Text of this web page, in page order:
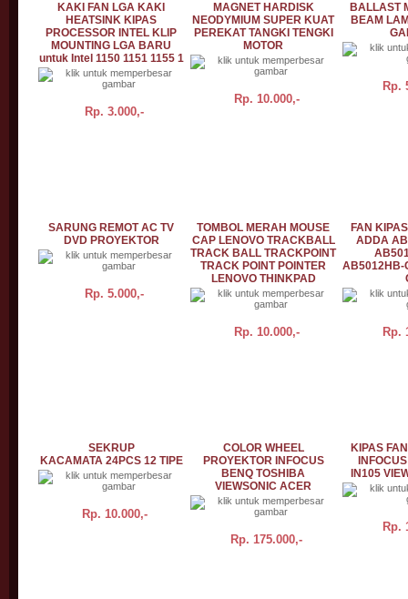
KAKI FAN LGA KAKI
HEATSINK KIPAS
PROCESSOR INTEL KLIP
MOUNTING LGA BARU
untuk Intel 1150 1151 1155 1
Rp. 3.000,-
MAGNET HARDISK
NEODYMIUM SUPER KUAT
PEREKAT TANGKI TENGKI
MOTOR
Rp. 10.000,-
BALLAST
BEAM
Rp.
SARUNG REMOT AC TV
DVD PROYEKTOR
Rp. 5.000,-
TOMBOL MERAH MOUSE
CAP LENOVO TRACKBALL
TRACK BALL TRACKPOINT
TRACK POINT POINTER
LENOVO THINKPAD
Rp. 10.000,-
FAN
ADDA
AB5012HB-
Rp.
SEKRUP
KACAMATA 24PCS 12 TIPE
Rp. 10.000,-
COLOR WHEEL
PROYEKTOR INFOCUS
BENQ TOSHIBA
VIEWSONIC ACER
Rp. 175.000,-
KIPAS
IN105
Rp.